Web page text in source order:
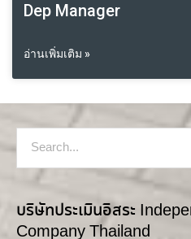
Dep Manager
อ่านเพิ่มเติม »
บริษัทประเมินอิสระ
Company Thailand